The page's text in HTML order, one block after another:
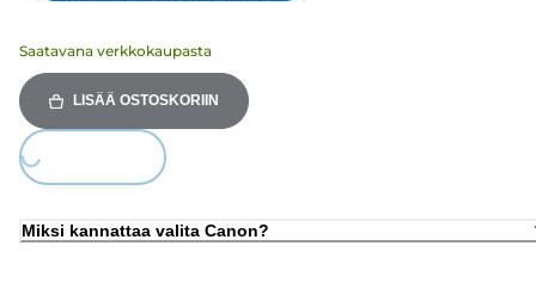
Saatavana verkkokaupasta
LISÄÄ OSTOSKORIIN
Loading...
Miksi kannattaa valita Canon?